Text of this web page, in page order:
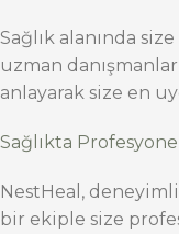
Sağlık alanında
uzman
anlayarak size en
Sağlıkta
NestHeal,
bir ekiple size